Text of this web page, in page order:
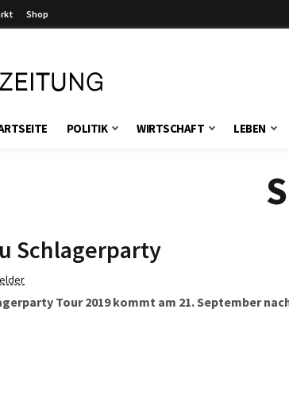
Shop
POLITIK WIRTSCHAFT LEBEN
Schlagerparty
Tour 2019 kommt am 21. September